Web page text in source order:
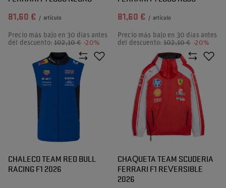
81,60 € / artículo
Precio más bajo en 30 días antes
del descuento:102,10 € -20%
81,60 € / artículo
Precio más bajo en 30 días antes
del descuento:102,10 € -20%
CHALECO TEAM RED BULL
RACING F1 2026
CHAQUETA TEAM SCUDERIA
FERRARI F1 REVERSIBLE
2026